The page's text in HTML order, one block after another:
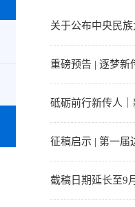
关于公布中央民
重磅预告 | 逐梦新
砥砺前行新传人
征稿启示 | 第一届
截稿日期延长至9